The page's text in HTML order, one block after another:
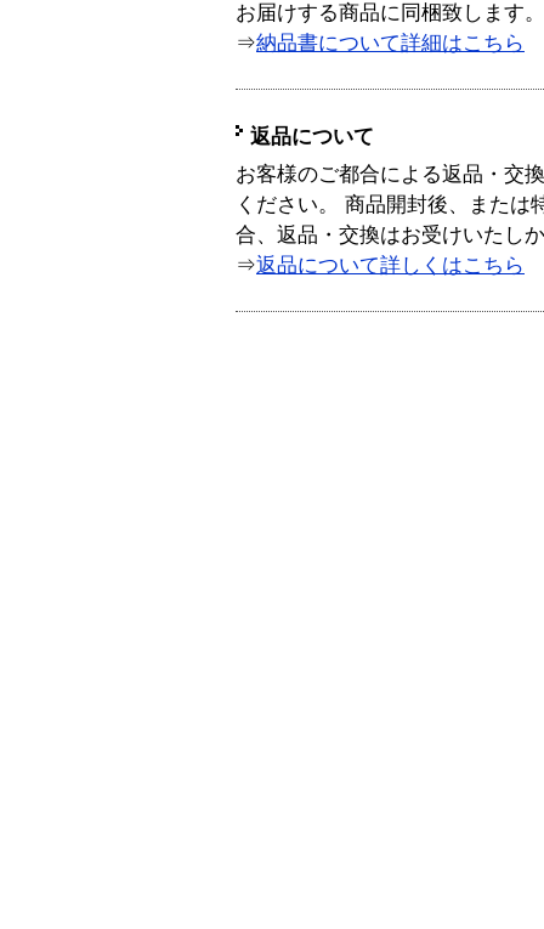
お届けする商品に同梱致します。
⇒納品書について詳細はこちら
返品について
お客様のご都合による返品・交
ください。 商品開封後、または
合、返品・交換はお受けいたし
⇒返品について詳しくはこちら